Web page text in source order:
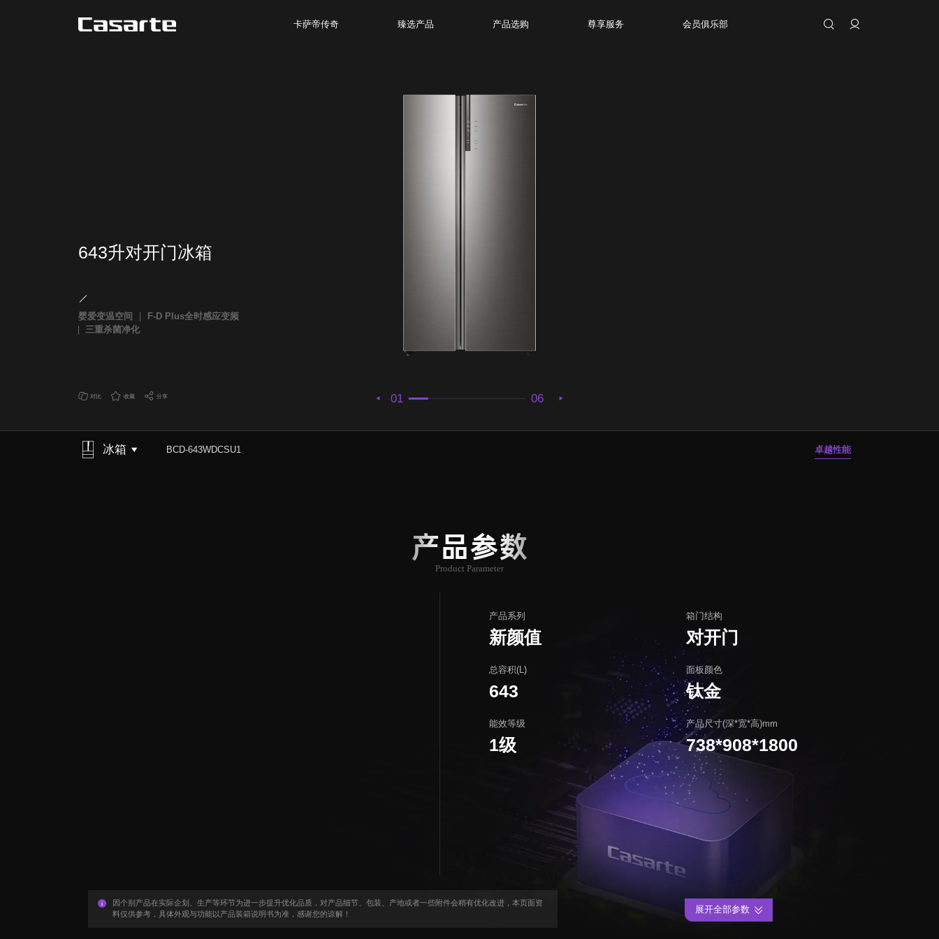
卡萨帝传奇 臻选产品 产品选购 尊享服务 会员俱乐部
01 06
643升对开门冰箱
婴爱变温空间
F-D Plus全时感应变频
三重杀菌净化
对比 收藏 分享
冰箱 BCD-643WDCSU1 卓越性能
产品参数
Product Parameter
产品系列
新颜值
箱门结构
对开门
总容积(L)
643
面板颜色
钛金
能效等级
1级
产品尺寸(深*宽*高)mm
738*908*1800
因个别产品在实际企划、生产等环节为进一步提升优化品质，对产品细节、包装、产地或者一些附件会稍有优化改进，本页面资
料仅供参考，具体外观与功能以产品装箱说明书为准，感谢您的谅解！
展开全部参数